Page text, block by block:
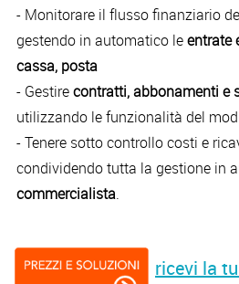
- Monitorare il flusso finanziario
gestendo in automatico leentrate
cassa, posta
- Gestirecontratti, abbonamenti e
utilizzando le funzionalità del
- Tenere sotto controllo costi e
condividendo tutta la gestione in
commercialista.
ricevi la